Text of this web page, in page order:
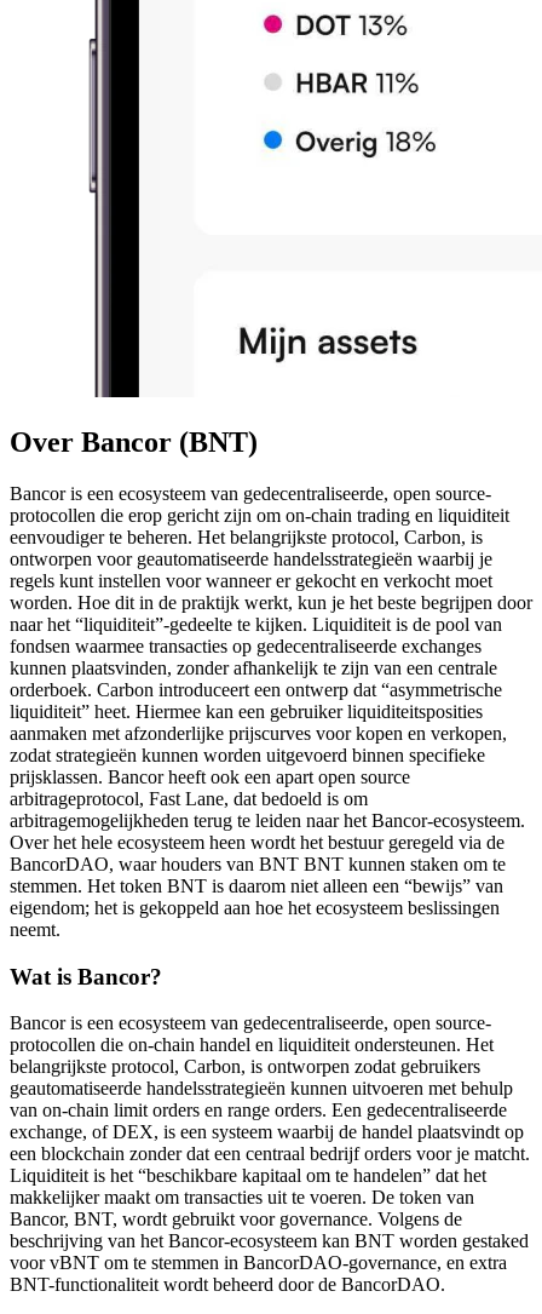
Over Bancor (BNT)
Bancor is een ecosysteem van gedecentraliseerde, open source-
protocollen die erop gericht zijn om on-chain trading en liquiditeit
eenvoudiger te beheren. Het belangrijkste protocol, Carbon, is
ontworpen voor geautomatiseerde handelsstrategieën waarbij je
regels kunt instellen voor wanneer er gekocht en verkocht moet
worden. Hoe dit in de praktijk werkt, kun je het beste begrijpen door
naar het “liquiditeit”-gedeelte te kijken. Liquiditeit is de pool van
fondsen waarmee transacties op gedecentraliseerde exchanges
kunnen plaatsvinden, zonder afhankelijk te zijn van een centrale
orderboek. Carbon introduceert een ontwerp dat “asymmetrische
liquiditeit” heet. Hiermee kan een gebruiker liquiditeitsposities
aanmaken met afzonderlijke prijscurves voor kopen en verkopen,
zodat strategieën kunnen worden uitgevoerd binnen specifieke
prijsklassen. Bancor heeft ook een apart open source
arbitrageprotocol, Fast Lane, dat bedoeld is om
arbitragemogelijkheden terug te leiden naar het Bancor-ecosysteem.
Over het hele ecosysteem heen wordt het bestuur geregeld via de
BancorDAO, waar houders van BNT BNT kunnen staken om te
stemmen. Het token BNT is daarom niet alleen een “bewijs” van
eigendom; het is gekoppeld aan hoe het ecosysteem beslissingen
neemt.
Wat is Bancor?
Bancor is een ecosysteem van gedecentraliseerde, open source-
protocollen die on-chain handel en liquiditeit ondersteunen. Het
belangrijkste protocol, Carbon, is ontworpen zodat gebruikers
geautomatiseerde handelsstrategieën kunnen uitvoeren met behulp
van on-chain limit orders en range orders. Een gedecentraliseerde
exchange, of DEX, is een systeem waarbij de handel plaatsvindt op
een blockchain zonder dat een centraal bedrijf orders voor je matcht.
Liquiditeit is het “beschikbare kapitaal om te handelen” dat het
makkelijker maakt om transacties uit te voeren. De token van
Bancor, BNT, wordt gebruikt voor governance. Volgens de
beschrijving van het Bancor-ecosysteem kan BNT worden gestaked
voor vBNT om te stemmen in BancorDAO-governance, en extra
BNT-functionaliteit wordt beheerd door de BancorDAO.